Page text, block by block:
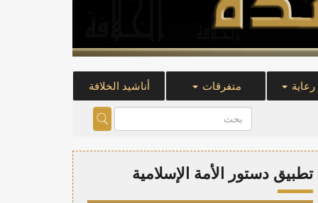
متفرقات أناشيد الخلافة
تطبيق دستور الأمة الإسلامية